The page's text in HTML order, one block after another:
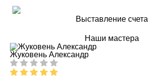
Выставление счета
Наши мастера
Жуковень Александр